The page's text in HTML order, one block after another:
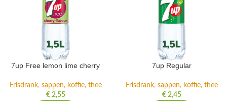
7up Free lemon lime cherry
Frisdrank, sappen, koffie, thee
€2,55
7up Regular
Frisdrank, sappen, koffie, thee
€2,45